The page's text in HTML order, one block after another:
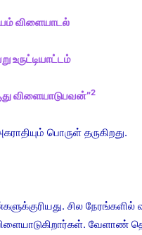
விளையாடல்
உருட்டியாட்டம்
விளையாடுபவன்”2
பொருள் தருகிறது.
சில நேரங்களில்
வேளாண்